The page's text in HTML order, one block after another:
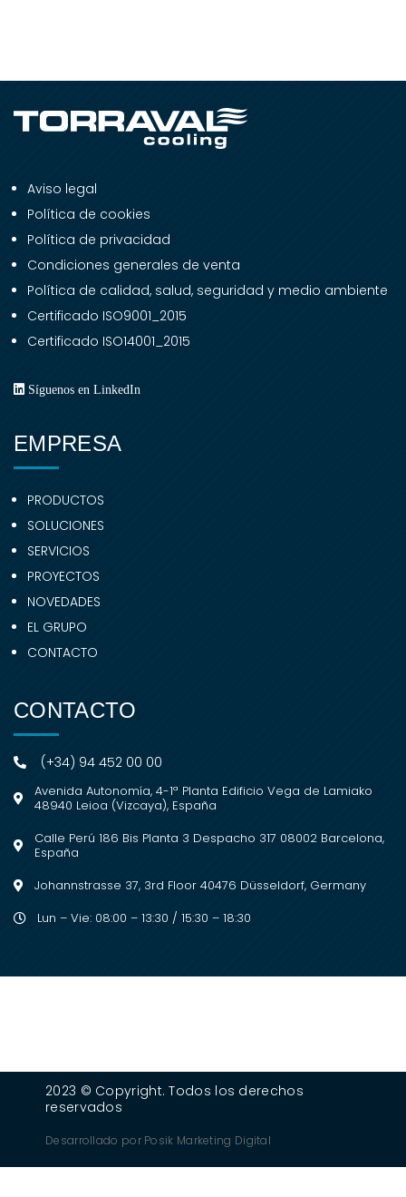
Aviso legal
Política de cookies
Política de privacidad
Condiciones generales de venta
Política de calidad, salud, seguridad y medio ambiente
Certificado ISO9001_2015
Certificado ISO14001_2015
Síguenos en LinkedIn
EMPRESA
PRODUCTOS
SOLUCIONES
SERVICIOS
PROYECTOS
NOVEDADES
EL GRUPO
CONTACTO
CONTACTO
(+34) 94 452 00 00
Avenida Autonomía, 4-1ª Planta Edificio Vega de Lamiako
48940 Leioa (Vizcaya), España
Calle Perú 186 Bis Planta 3 Despacho 317 08002 Barcelona,
España
Johannstrasse 37, 3rd Floor 40476 Düsseldorf, Germany
Lun – Vie: 08:00 – 13:30 / 15:30 – 18:30
2023 © Copyright. Todos los derechos
reservados
Desarrollado por Posik Marketing Digital